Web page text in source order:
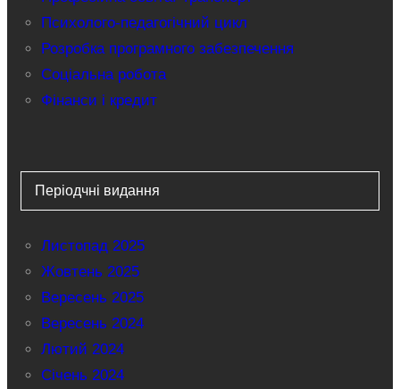
Психолого-педагогічний цикл
Розробка програмного забезпечення
Соціальна робота
Фінанси і кредит
Періодчні видання
Листопад 2025
Жовтень 2025
Вересень 2025
Вересень 2024
Лютий 2024
Січень 2024